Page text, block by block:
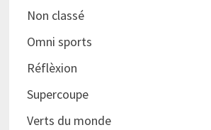
Non classé
Omni sports
Réflèxion
Supercoupe
Verts du monde